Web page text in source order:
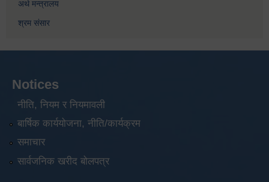
अर्थ मन्त्रालय
श्रम संसार
Notices
नीति, नियम र नियमावली
बार्षिक कार्ययोजना, नीति/कार्यक्रम
समाचार
सार्वजनिक खरीद बोलपत्र